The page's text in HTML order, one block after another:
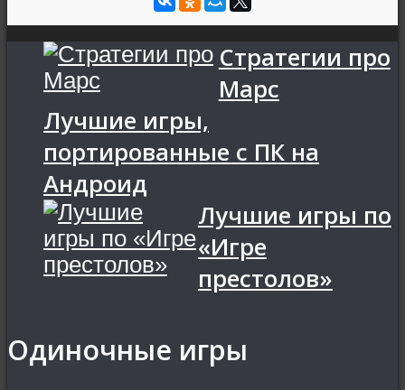
Стратегии про
Марс
Лучшие игры,
портированные с ПК на
Андроид
Лучшие игры по
«Игре
престолов»
Одиночные игры